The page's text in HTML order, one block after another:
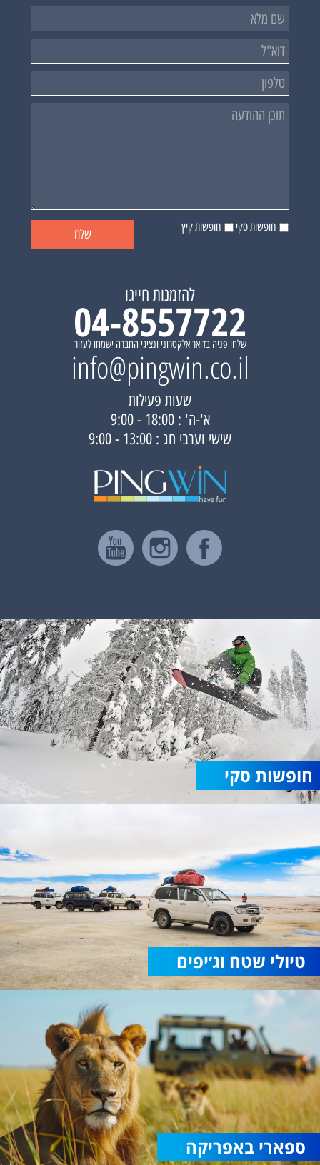
חופשות סקי חופשות קיץ
להזמנות חייגו
04-8557722
שלחו פניה בדואר אלקטרוני ונציגי החברה ישמחו לעזור
info@pingwin.co.il
שעות פעילות
א'-ה' : 18:00 - 9:00
שישי וערבי חג : 13:00 - 9:00
חופשות סקי
טיולי שטח וג׳יפים
ספארי באפריקה